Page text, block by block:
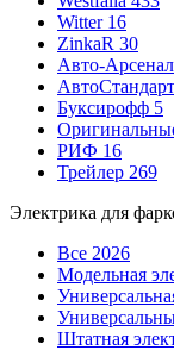
Witter 16
ZinkaR 30
Авто-Арсенал
АвтоСтандарт
Буксирофф 5
РИФ 16
Трейлер 269
Электрика для
Все 2026
Модельная
Штатная